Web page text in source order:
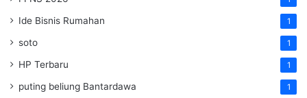
Ide Bisnis Rumahan 1
soto 1
HP Terbaru 1
puting beliung Bantardawa 1